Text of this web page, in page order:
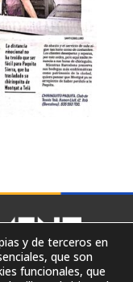
y de terceros en
que son
funcionales, que